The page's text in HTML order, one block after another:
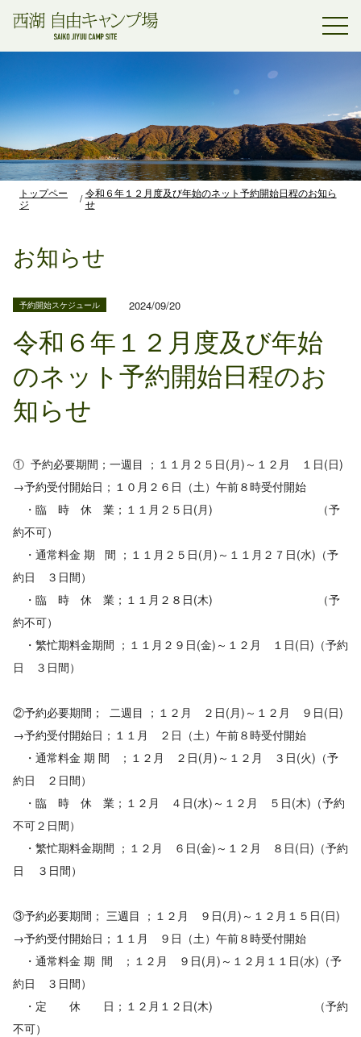
トップペー
ジ
令和６年１２月度及び年始のネット予約開始日程のお知ら
せ
お知らせ
予約開始スケジュール 2024/09/20
令和６年１２月度及び年始
のネット予約開始日程のお
知らせ
① 予約必要期間；一週目 ；１１月２５日(月)～１２月 １日(日)
→予約受付開始日；１０月２６日（土）午前８時受付開始
・臨 時 休 業；１１月２５日(月) （予
約不可）
・通常料金 期 間 ；１１月２５日(月)～１１月２７日(水)（予
約日 ３日間）
・臨 時 休 業；１１月２８日(木) （予
約不可）
・繁忙期料金期間 ；１１月２９日(金)～１２月 １日(日)（予約
日 ３日間）
②予約必要期間； 二週目 ；１２月 ２日(月)～１２月 ９日(日)
→予約受付開始日；１１月 ２日（土）午前８時受付開始
・通常料金 期 間 ；１２月 ２日(月)～１２月 ３日(火)（予
約日 ２日間）
・臨 時 休 業；１２月 ４日(水)～１２月 ５日(木)（予約
不可２日間）
・繁忙期料金期間 ；１２月 ６日(金)～１２月 ８日(日)（予約
日 ３日間）
③予約必要期間； 三週目 ；１２月 ９日(月)～１２月１５日(日)
→予約受付開始日；１１月 ９日（土）午前８時受付開始
・通常料金 期 間 ；１２月 ９日(月)～１２月１１日(水)（予
約日 ３日間）
・定 休 日；１２月１２日(木) （予約
不可）